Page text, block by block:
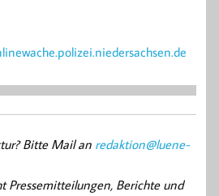
Bitte Mail an redaktion@luene-
Pressemitteilungen, Berichte und